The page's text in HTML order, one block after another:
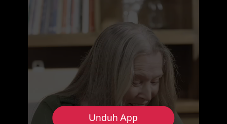
Unduh App